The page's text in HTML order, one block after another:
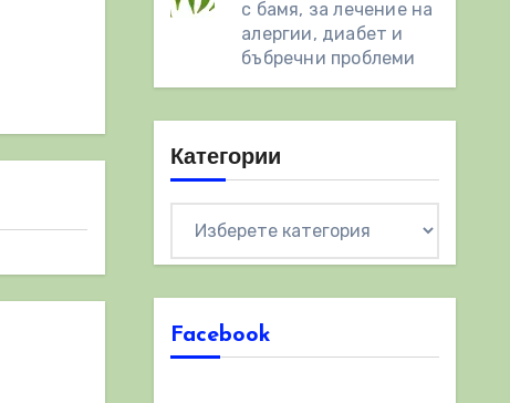
с бамя, за лечение на
алергии, диабет и
бъбречни проблеми
Категории
Facebook